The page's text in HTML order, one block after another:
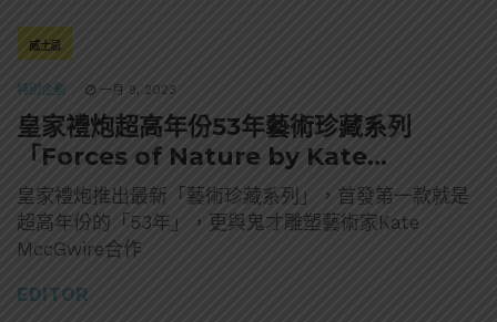
威士忌
特別企劃 一月 9, 2023
皇家禮炮超高年份53年藝術珍藏系列
「Forces of Nature by Kate
MccGwire」
皇家禮炮推出最新「藝術珍藏系列」，首發第一款就是
超高年份的「53年」，更與鬼才雕塑藝術家Kate
MccGwire合作
EDITOR